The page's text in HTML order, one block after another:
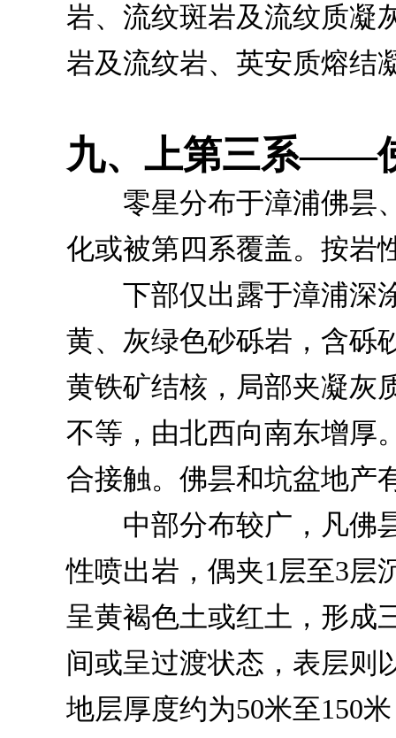
岩、流纹斑岩及流纹质凝
岩及流纹岩、英安质熔结
九、上第三系——
零星分布于漳浦佛昙、
化或被第四系覆盖。按岩
下部仅出露于漳浦深涂
黄、灰绿色砂砾岩，含砾
黄铁矿结核，局部夹凝灰
不等，由北西向南东增厚
合接触。佛昙和坑盆地产
中部分布较广，凡佛昙
性喷出岩，偶夹1层至3层
呈黄褐色土或红土，形成
间或呈过渡状态，表层则
地层厚度约为50米至150